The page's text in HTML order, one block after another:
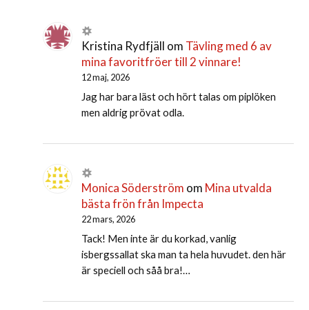
Kristina Rydfjäll om Tävling med 6 av
mina favoritfröer till 2 vinnare!
12 maj, 2026
Jag har bara läst och hört talas om piplöken
men aldrig prövat odla.
Monica Söderström om Mina utvalda
bästa frön från Impecta
22 mars, 2026
Tack! Men inte är du korkad, vanlig
isbergssallat ska man ta hela huvudet. den här
är speciell och såå bra!…